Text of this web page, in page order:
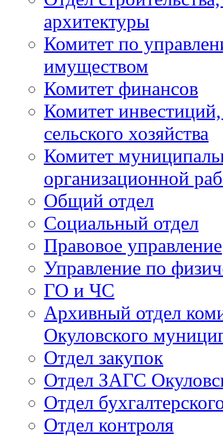
архитектуры
Комитет по
имуществом
Комитет финансов
Комитет
сельского хозяйства
Комитет
организационной
Общий отдел
Социальный отдел
Правовое управление
Управление по
ГО и ЧС
Архивный отдел
Окуловского
Отдел закупок
Отдел ЗАГС
Отдел
Отдел контроля